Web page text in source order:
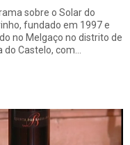
sobre o Solar do
fundado em 1997 e
no Melgaço no distrito de
do Castelo, com…